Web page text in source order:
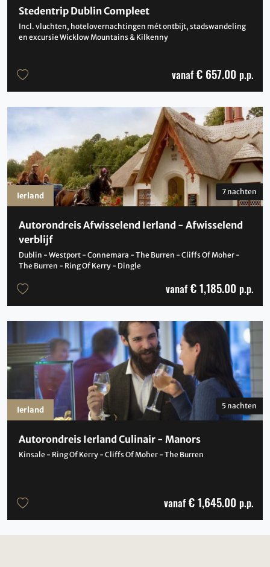
Stedentrip Dublin Compleet
Incl. vluchten, hotelovernachtingen mét ontbijt, stadswandeling
en excursie Wicklow Mountains & Kilkenny
vanaf € 657.00 p.p.
Autorondreis Afwisselend Ierland - Afwisselend
verblijf
Dublin - Westport - Connemara - The Burren - Cliffs Of Moher -
The Burren - Ring Of Kerry - Dingle
7 nachten
vanaf € 1,185.00 p.p.
Ierland
Autorondreis Ierland Culinair - Manors
Kinsale - Ring Of Kerry - Cliffs Of Moher - The Burren
5 nachten
vanaf € 1,645.00 p.p.
Ierland